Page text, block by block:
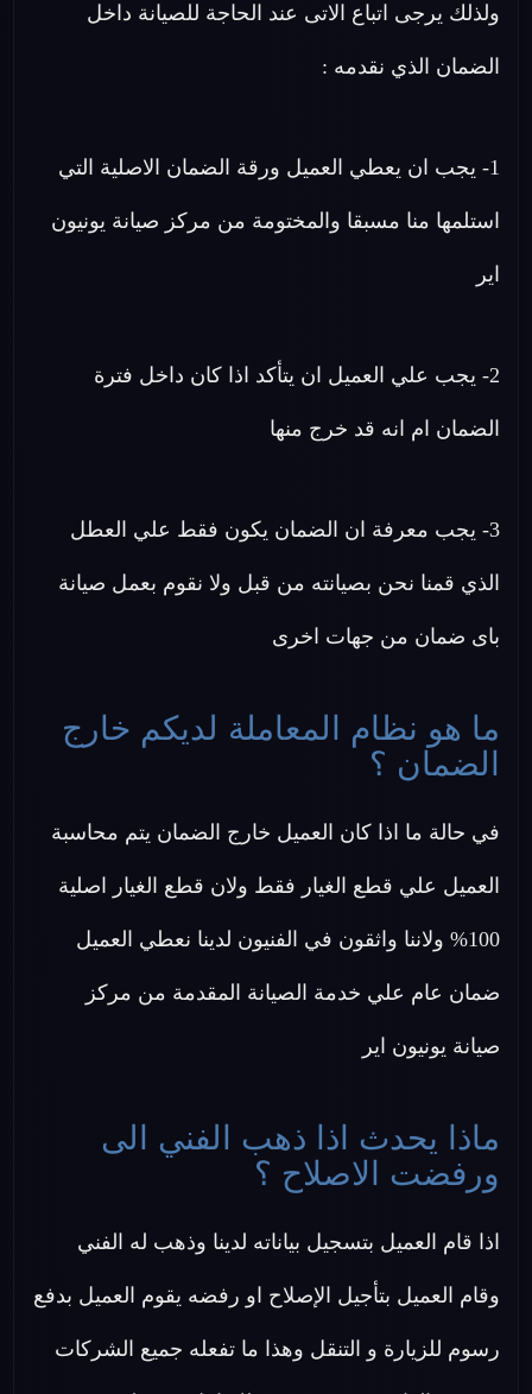
ولذلك يرجى اتباع الاتى عند الحاجة للصيانة داخل
الضمان الذي نقدمه :
1- يجب ان يعطي العميل ورقة الضمان الاصلية التي
استلمها منا مسبقا والمختومة من مركز صيانة يونيون
اير
2- يجب علي العميل ان يتأكد اذا كان داخل فترة
الضمان ام انه قد خرج منها
3- يجب معرفة ان الضمان يكون فقط علي العطل
الذي قمنا نحن بصيانته من قبل ولا نقوم بعمل صيانة
باى ضمان من جهات اخرى
ما هو نظام المعاملة لديكم خارج
الضمان ؟
في حالة ما اذا كان العميل خارج الضمان يتم محاسبة
العميل علي قطع الغيار فقط ولان قطع الغيار اصلية
100% ولاننا واثقون في الفنيون لدينا نعطي العميل
ضمان عام علي خدمة الصيانة المقدمة من مركز
صيانة يونيون اير
ماذا يحدث اذا ذهب الفني الى
ورفضت الاصلاح ؟
اذا قام العميل بتسجيل بياناته لدينا وذهب له الفني
وقام العميل بتأجيل الإصلاح او رفضه يقوم العميل بدفع
رسوم للزيارة و التنقل وهذا ما تفعله جميع الشركات